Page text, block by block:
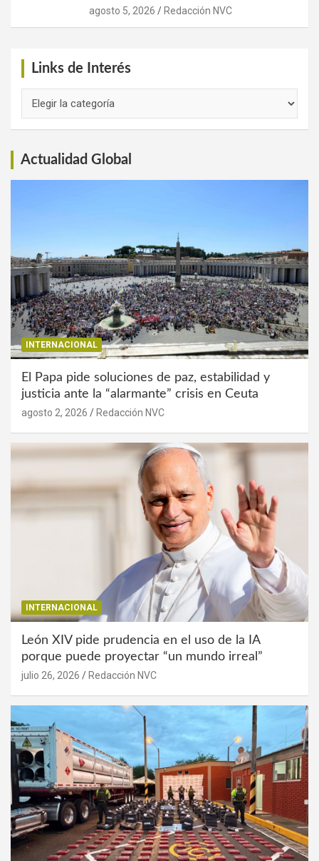
agosto 5, 2026 Redacción NVC
Links de Interés
Actualidad Global
INTERNACIONAL
El Papa pide soluciones de paz, estabilidad y
justicia ante la “alarmante” crisis en Ceuta
agosto 2, 2026 Redacción NVC
INTERNACIONAL
León XIV pide prudencia en el uso de la IA
porque puede proyectar “un mundo irreal”
julio 26, 2026 Redacción NVC